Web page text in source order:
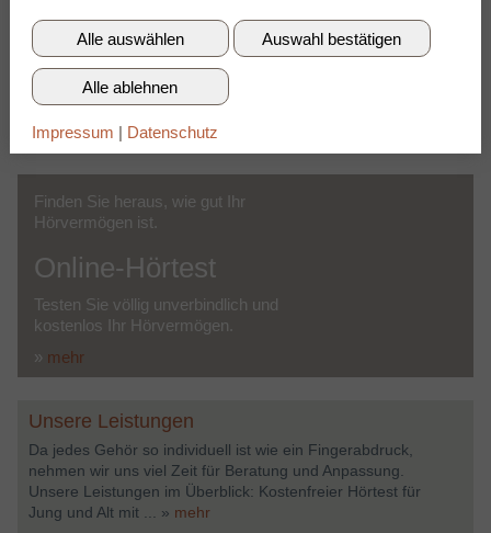
Hörsystem gut zurechtkommen. Selbstverständlich können Sie
sich immer an uns wenden, wenn Sie Fragen haben, Zubehör
oder Pflegemittel suchen.
Wir laden Sie zu einem kostenlosen Beratungsgespräch ein.
Hören erfahren!
Finden Sie heraus, wie gut Ihr
Hörvermögen ist.
Online-Hörtest
Testen Sie völlig unverbindlich und
kostenlos Ihr Hörvermögen.
» mehr
Unsere Leistungen
Da jedes Gehör so individuell ist wie ein Fingerabdruck,
nehmen wir uns viel Zeit für Beratung und Anpassung.
Unsere Leistungen im Überblick: Kostenfreier Hörtest für
Jung und Alt mit ... » mehr
Alle auswählen Auswahl bestätigen
Alle ablehnen
Impressum Datenschutz